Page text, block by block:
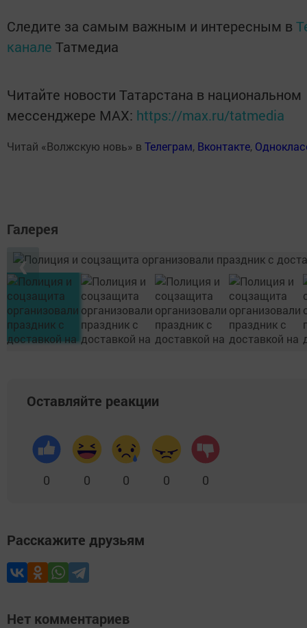
Следите за самым важным и интересным в
канале Татмедиа
Читайте новости Татарстана в национальном
мессенджере MАХ: https://max.ru/tatmedia
Читай «Волжскую новь» в Телеграм, Вконтакте,
Галерея
❮
Оставляйте реакции
0 0 0 0 0
Расскажите друзьям
Нет комментариев